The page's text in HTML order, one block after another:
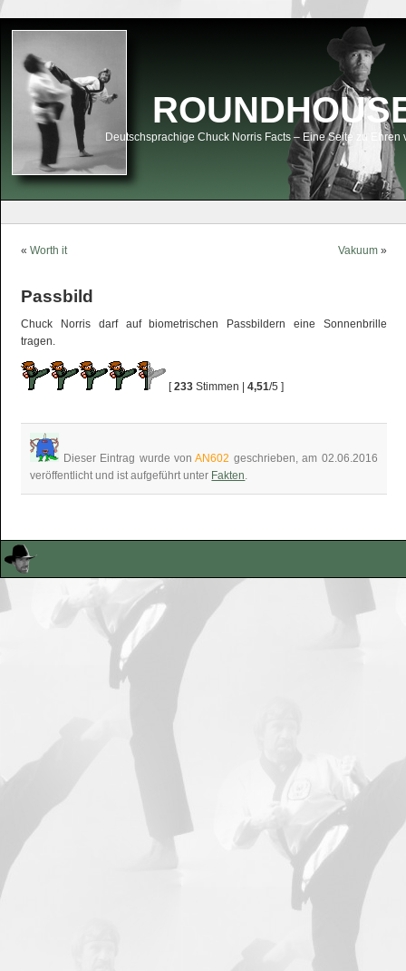
Deutschsprachige Chuck Norris Facts – Eine Seite zu
«Worth it Vakuum»
Passbild
Chuck Norris darf auf biometrischen Passbildern eine Sonnenbrille
tragen.
[233 Stimmen |4,51/5 ]
Dieser Eintrag wurde vonAN602 geschrieben, am 02.06.2016
veröffentlicht und ist aufgeführt unter Fakten.